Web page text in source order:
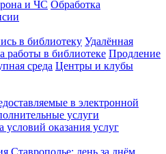
и ЧС Обработка
в библиотеку Удалённая
работы в библиотеке Продление
среда Центры и клубы
в электронной
услуги
условий оказания услуг
Ставрополье: день за днём